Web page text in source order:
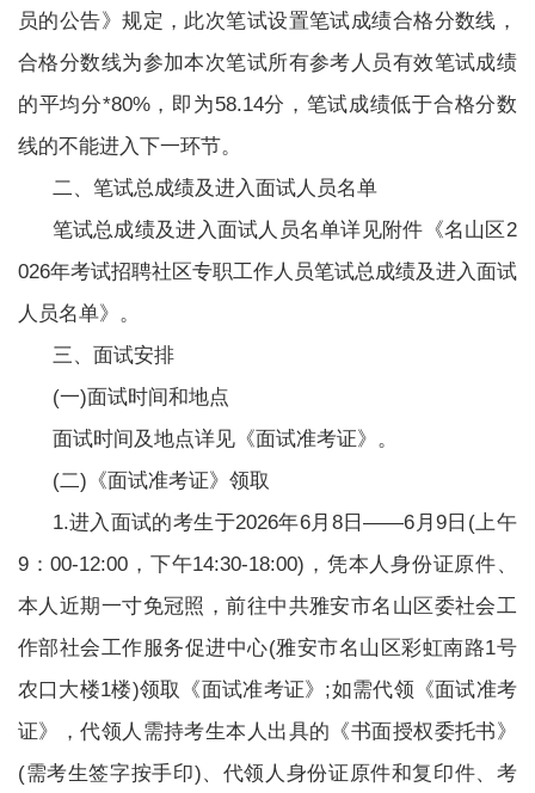
员的公告》规定，此次笔试设置笔试成绩合格分数线，
合格分数线为参加本次笔试所有参考人员有效笔试成绩
的平均分*80%，即为58.14分，笔试成绩低于合格分数
线的不能进入下一环节。
二、笔试总成绩及进入面试人员名单
笔试总成绩及进入面试人员名单详见附件《名山区2
026年考试招聘社区专职工作人员笔试总成绩及进入面试
人员名单》。
三、面试安排
(一)面试时间和地点
面试时间及地点详见《面试准考证》。
(二)《面试准考证》领取
1.进入面试的考生于2026年6月8日——6月9日(上午
9：00-12:00，下午14:30-18:00)，凭本人身份证原件、
本人近期一寸免冠照，前往中共雅安市名山区委社会工
作部社会工作服务促进中心(雅安市名山区彩虹南路1号
农口大楼1楼)领取《面试准考证》;如需代领《面试准考
证》，代领人需持考生本人出具的《书面授权委托书》
(需考生签字按手印)、代领人身份证原件和复印件、考